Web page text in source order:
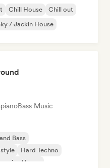
Chill House
Chill out
/ Jackin House
Bass Music
Bass
Hard Techno
House